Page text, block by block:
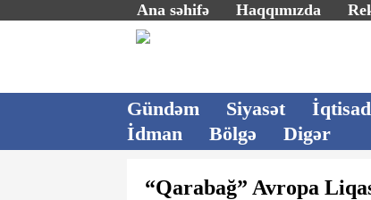
Ana səhifə Haqqımızda
Gündəm Siyasət
İdman
Bölgə Digər
“Qarabağ” Avropa